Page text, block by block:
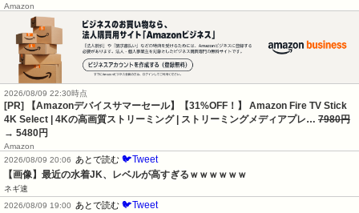
Amazon
2026/08/09 22:30時点
[PR] 【Amazonデバイスサマーセール】【31%OFF！】 Amazon Fire TV Stick
4K Select | 4Kの高画質ストリーミング | ストリーミングメディアプレ… 7980円
→ 5480円
Amazon
2026/08/09 20:06
あとで読む 🐦Tweet
【画像】最近の水着JK、レベルが高すぎるｗｗｗｗｗｗ
ネギ速
2026/08/09 19:00
あとで読む 🐦Tweet